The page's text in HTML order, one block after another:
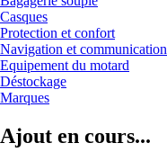
Casques
Protection et confort
Navigation et communication
Equipement du motard
Déstockage
Marques
Ajout en cours...